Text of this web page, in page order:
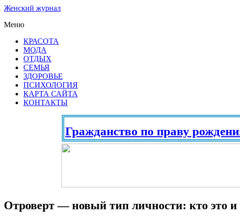
Женский журнал
Меню
КРАСОТА
МОДА
ОТДЫХ
СЕМЬЯ
ЗДОРОВЬЕ
ПСИХОЛОГИЯ
КАРТА САЙТА
КОНТАКТЫ
Гражданство по праву рождения.
Отроверт — новый тип личности: кто это